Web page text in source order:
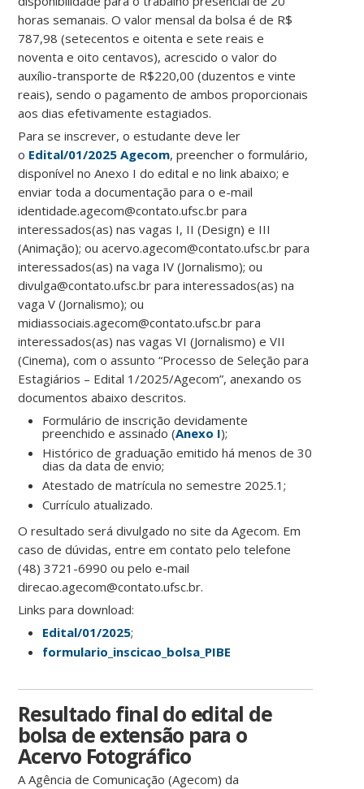
horas semanais. O valor mensal da bolsa é de R$
787,98 (setecentos e oitenta e sete reais e
noventa e oito centavos), acrescido o valor do
auxílio-transporte de R$220,00 (duzentos e vinte
reais), sendo o pagamento de ambos proporcionais
aos dias efetivamente estagiados.
Para se inscrever, o estudante deve ler
o Edital/01/2025 Agecom, preencher o formulário,
disponível no Anexo I do edital e no link abaixo; e
enviar toda a documentação para o e-mail
identidade.agecom@contato.ufsc.br para
interessados(as) nas vagas I, II (Design) e III
(Animação); ou acervo.agecom@contato.ufsc.br para
interessados(as) na vaga IV (Jornalismo); ou
divulga@contato.ufsc.br para interessados(as) na
vaga V (Jornalismo); ou
midiassociais.agecom@contato.ufsc.br para
interessados(as) nas vagas VI (Jornalismo) e VII
(Cinema), com o assunto “Processo de Seleção para
Estagiários – Edital 1/2025/Agecom”, anexando os
documentos abaixo descritos.
Formulário de inscrição devidamente
preenchido e assinado (Anexo I);
Histórico de graduação emitido há menos de 30
dias da data de envio;
Atestado de matrícula no semestre 2025.1;
Currículo atualizado.
O resultado será divulgado no site da Agecom. Em
caso de dúvidas, entre em contato pelo telefone
(48) 3721-6990 ou pelo e-mail
direcao.agecom@contato.ufsc.br.
Links para download:
Edital/01/2025;
formulario_inscicao_bolsa_PIBE
Resultado final do edital de
bolsa de extensão para o
Acervo Fotográfico
A Agência de Comunicação (Agecom) da